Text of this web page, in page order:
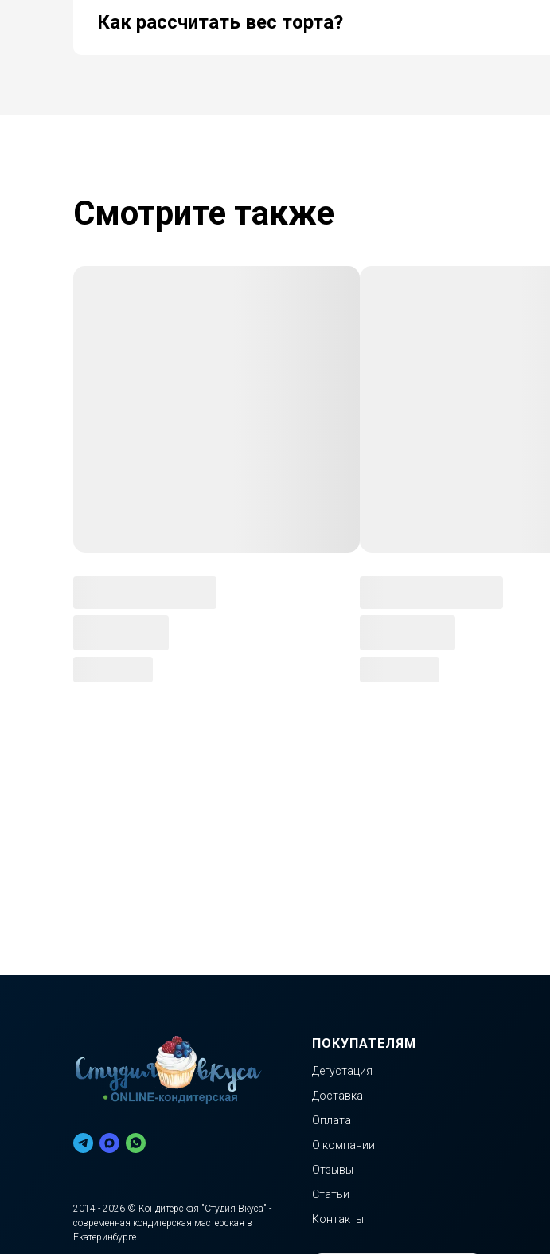
Как рассчитать вес торта?
Смотрите также
2014 - 2026 © Кондитерская "Студия Вкуса" -
современная кондитерская мастерская в
Екатеринбурге
ПОКУПАТЕЛЯМ
Дегустация
Доставка
Оплата
О компании
Отзывы
Статьи
Контакты